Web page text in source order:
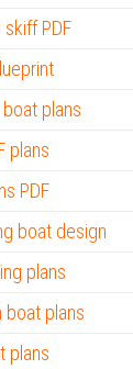
PDF
plans
plans
PDF
boat design
plans
boat plans
plans